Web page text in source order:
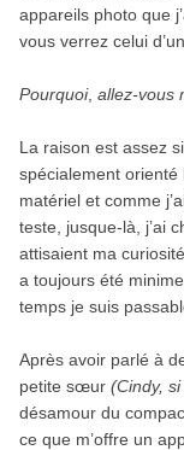
appareils photo que
vous verrez celui
Pourquoi, allez-vous
La raison est assez
spécialement orienté
matériel et comme
teste, jusque-là, j’ai
attisaient ma
a toujours été
temps je suis
Après avoir parlé à
petite sœur (Cindy,
désamour du
ce que m’offre un